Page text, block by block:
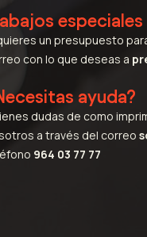
especiales
un presupuesto
con lo que deseas a
ayuda?
dudas de como
a través del correo
964 03 77 77